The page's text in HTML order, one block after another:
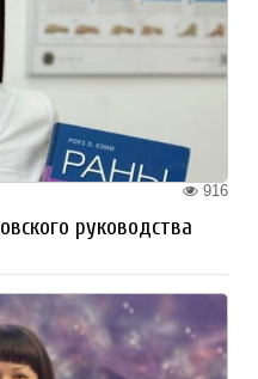
916
руководства